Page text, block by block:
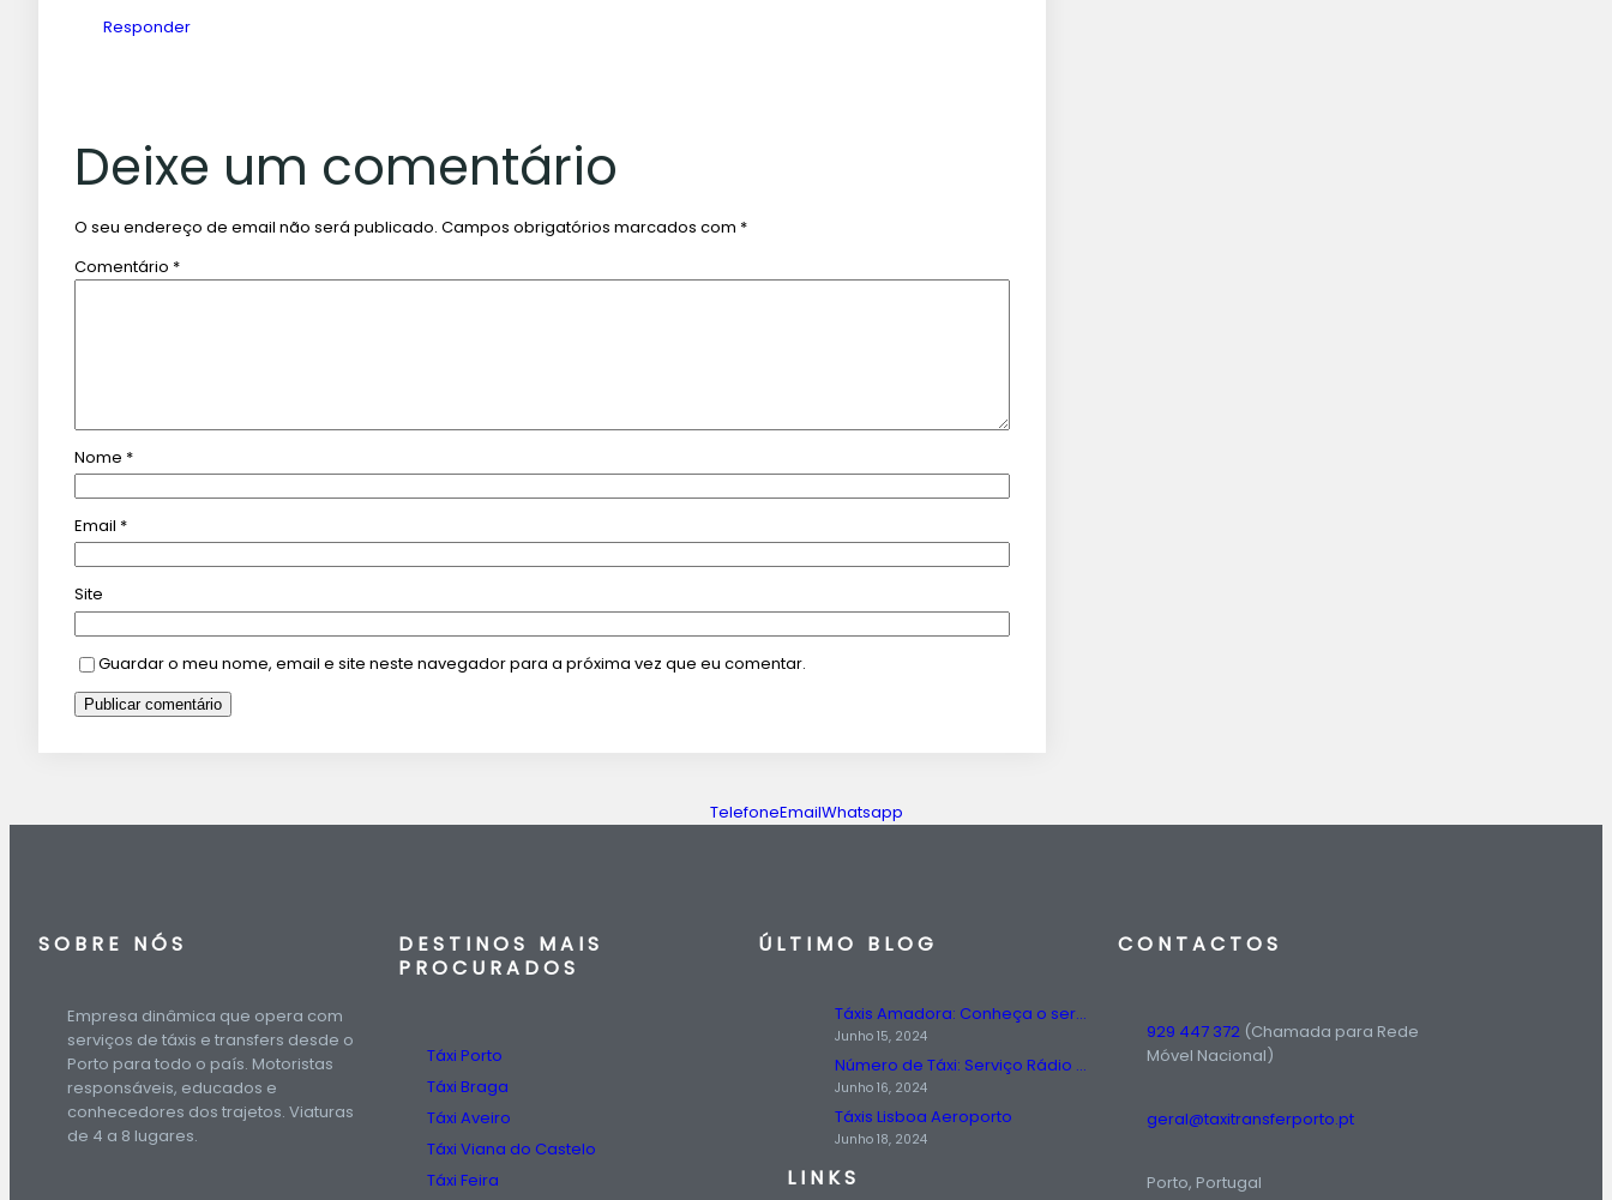
Responder
Deixe um comentário
O seu endereço de email não será publicado. Campos obrigatórios marcados com *
Comentário *
Nome *
Email *
Site
Guardar o meu nome, email e site neste navegador para a próxima vez que eu comentar.
TelefoneEmailWhatsapp
SOBRE NÓS
Empresa dinâmica que opera com
serviços de táxis e transfers desde o
Porto para todo o país. Motoristas
responsáveis, educados e
conhecedores dos trajetos. Viaturas
de 4 a 8 lugares.
DESTINOS MAIS
PROCURADOS
Táxi Porto
Táxi Braga
Táxi Aveiro
Táxi Viana do Castelo
Táxi Feira
ÚLTIMO BLOG
Táxis Amadora: Conheça o serviço de táxi prestado na região da Amadora.
Junho 15, 2024
Número de Táxi: Serviço Rádio Táxi em Lisboa, Entre em Contato Agora!
Junho 16, 2024
Táxis Lisboa Aeroporto
Junho 18, 2024
LINKS
CONTACTOS
929 447 372 (Chamada para Rede
Móvel Nacional)
geral@taxitransferporto.pt
Porto, Portugal